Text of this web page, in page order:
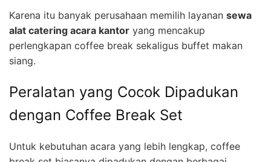
Karena itu banyak perusahaan memilih layanan sewa
alat catering acara kantor yang mencakup
perlengkapan coffee break sekaligus buffet makan
siang.
Peralatan yang Cocok Dipadukan
dengan Coffee Break Set
Untuk kebutuhan acara yang lebih lengkap, coffee